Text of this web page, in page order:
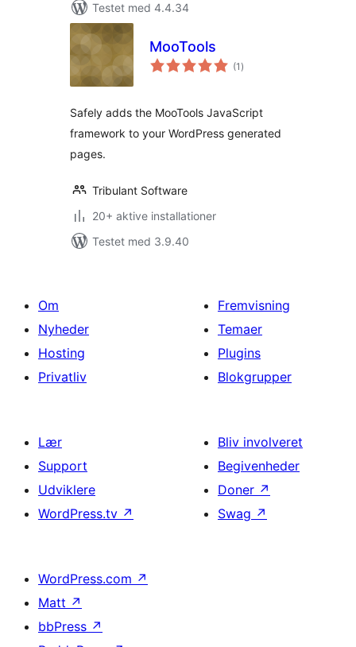
Testet med 4.4.34
MooTools
(1 totale
bedømmelser
)
Safely adds the MooTools JavaScript
framework to your WordPress generated
pages.
Tribulant Software
20+ aktive installationer
Testet med 3.9.40
Om
Nyheder
Hosting
Privatliv
Fremvisning
Temaer
Plugins
Blokgrupper
Lær
Support
Udviklere
WordPress.tv ↗
Bliv involveret
Begivenheder
Doner ↗
Swag ↗
WordPress.com ↗
Matt ↗
bbPress ↗